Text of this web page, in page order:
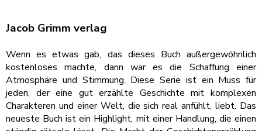
Jacob Grimm verlag
Wenn es etwas gab, das dieses Buch außergewöhnlich
kostenloses machte, dann war es die Schaffung einer
Atmosphäre und Stimmung. Diese Serie ist ein Muss für
jeden, der eine gut erzählte Geschichte mit komplexen
Charakteren und einer Welt, die sich real anfühlt, liebt. Das
neueste Buch ist ein Highlight, mit einer Handlung, die einen